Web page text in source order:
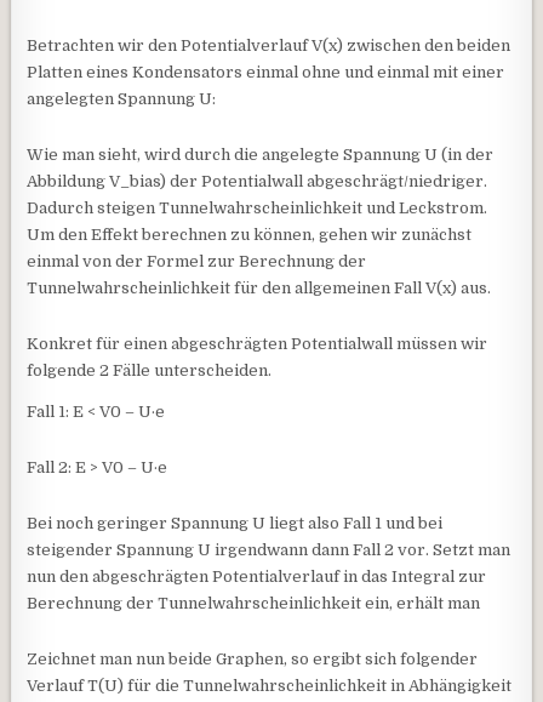
Betrachten wir den Potentialverlauf V(x) zwischen den beiden
Platten eines Kondensators einmal ohne und einmal mit einer
angelegten Spannung U:
Wie man sieht, wird durch die angelegte Spannung U (in der
Abbildung V_bias) der Potentialwall abgeschrägt/niedriger.
Dadurch steigen Tunnelwahrscheinlichkeit und Leckstrom.
Um den Effekt berechnen zu können, gehen wir zunächst
einmal von der Formel zur Berechnung der
Tunnelwahrscheinlichkeit für den allgemeinen Fall V(x) aus.
Konkret für einen abgeschrägten Potentialwall müssen wir
folgende 2 Fälle unterscheiden.
Fall 1: E < V0 – U·e
Fall 2: E > V0 – U·e
Bei noch geringer Spannung U liegt also Fall 1 und bei
steigender Spannung U irgendwann dann Fall 2 vor. Setzt man
nun den abgeschrägten Potentialverlauf in das Integral zur
Berechnung der Tunnelwahrscheinlichkeit ein, erhält man
Zeichnet man nun beide Graphen, so ergibt sich folgender
Verlauf T(U) für die Tunnelwahrscheinlichkeit in Abhängigkeit